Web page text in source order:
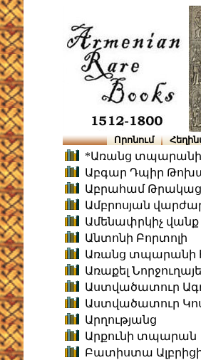
Որոնում
*Առանց տպարանի
Աբգար Դպիր
Աբրահամ
Ամբրոսյան
Ամենափրկիչ վանք
Անտոնի Բորտոլի
Առանց տպարանի
Առաքել
Աստվածատուր
Աստվածատուր
Արղությանց
Արքունի տպարան
Բատիստա Ալբրիցի